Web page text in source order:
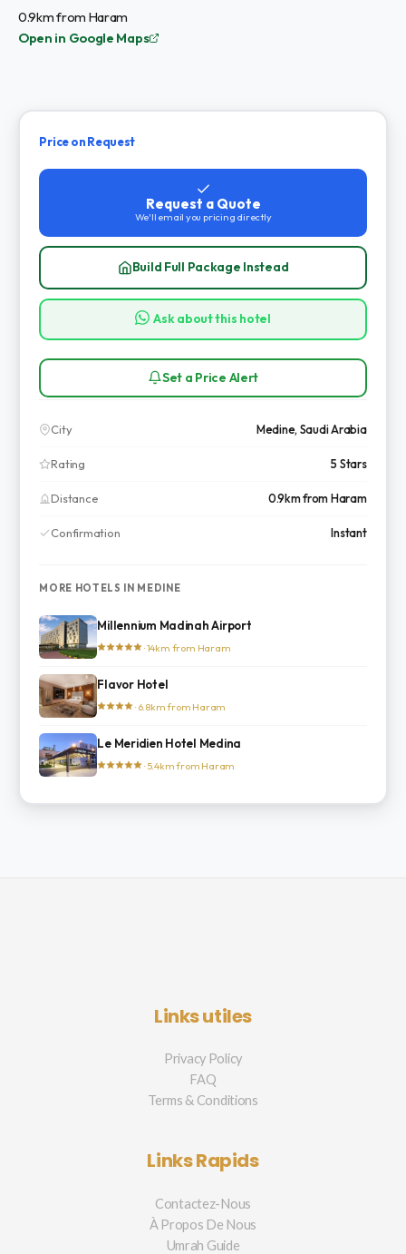
0.9km from Haram
Open in Google Maps
Price on Request
Request a Quote
We'll email you pricing directly
Build Full Package Instead
Ask about this hotel
Set a Price Alert
City Medine, Saudi Arabia
Rating 5 Stars
Distance 0.9km from Haram
Confirmation Instant
MORE HOTELS IN MEDINE
Millennium Madinah Airport
· 14km from Haram
Flavor Hotel
· 6.8km from Haram
Le Meridien Hotel Medina
· 5.4km from Haram
Links utiles
Privacy Policy
FAQ
Terms & Conditions
Links Rapids
Contactez-Nous
À Propos De Nous
Umrah Guide